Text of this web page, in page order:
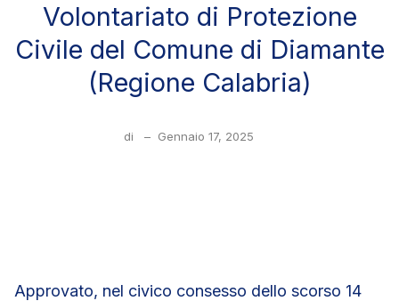
Volontariato di Protezione
Civile del Comune di Diamante
(Regione Calabria)
di – Gennaio 17, 2025
Approvato, nel civico consesso dello scorso 14